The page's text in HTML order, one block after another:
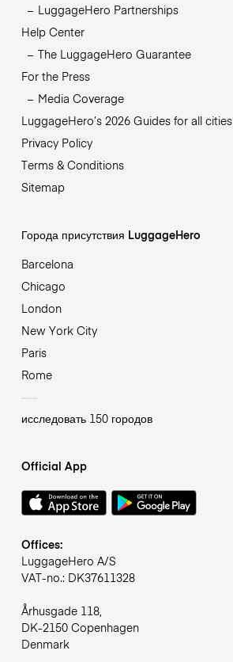
LuggageHero Partnerships
Help Center
The LuggageHero Guarantee
For the Press
Media Coverage
LuggageHero’s 2026 Guides for all cities
Privacy Policy
Terms & Conditions
Sitemap
Города присутствия LuggageHero
Barcelona
Chicago
London
New York City
Paris
Rome
исследовать 150 городов
Official App
Offices:
LuggageHero A/S
VAT-no.: DK37611328
Århusgade 118,
DK-2150 Copenhagen
Denmark